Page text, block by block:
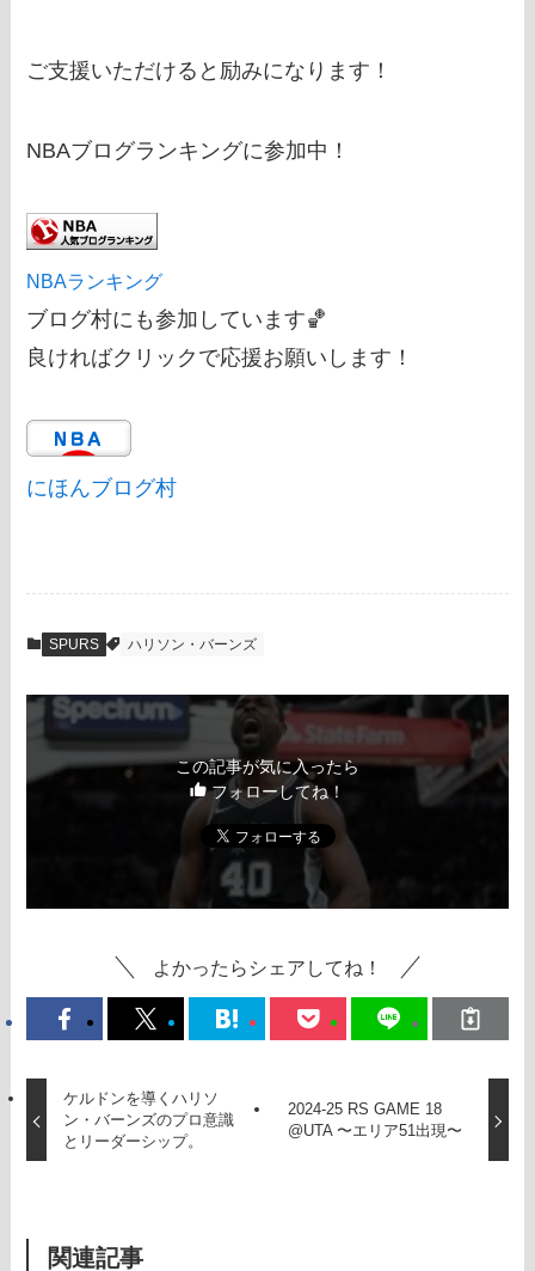
ご支援いただけると励みになります！
NBAブログランキングに参加中！
NBAランキング
ブログ村にも参加しています🏀
良ければクリックで応援お願いします！
にほんブログ村
SPURS ハリソン・バーンズ
この記事が気に入ったら
フォローしてね！
よかったらシェアしてね！
ケルドンを導くハリソ
ン・バーンズのプロ意識
とリーダーシップ。
2024-25 RS GAME 18
@UTA 〜エリア51出現〜
関連記事